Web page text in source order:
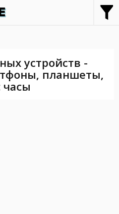
устройств -
планшеты,